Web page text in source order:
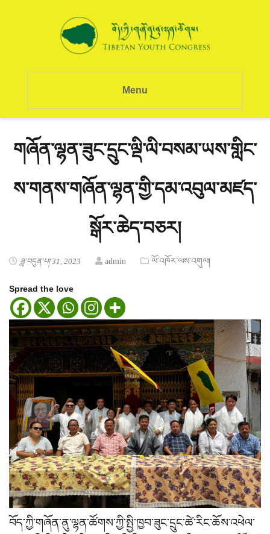
Menu
གཞོན་ལྷན་ཟུང་དྲུང་ལྡི་ལི་བསམ་ཡས་གླིང་
ས་གནས་གཞོན་ལྷན་གྱི་དམ་འབུལ་མཛད་
སྒོར་ཆེད་བཅར།
ཟླ་བདུན་པ། 31, 2023 admin ལོ་འཁོར་ལས་འགུལ།
Spread the love
བོད་ཀྱི་གཞོན་ནུ་ལྷན་ཚོགས་ཀྱི་སྤྱི་ཁྱབ་ཟུང་དྲུང་ཚེ་རིང་ཆོས་འཕེལ་